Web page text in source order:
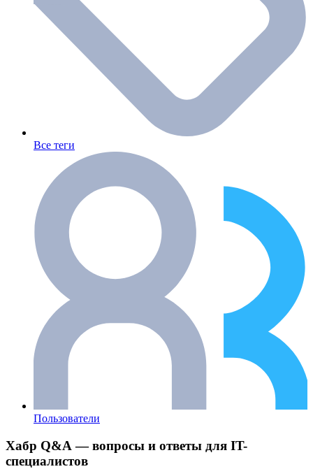
Все теги
Пользователи
Хабр Q&A — вопросы и ответы для IT-
специалистов